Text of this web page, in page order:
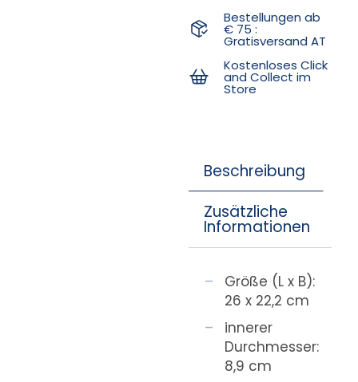
Bestellungen ab
€ 75 :
Gratisversand AT
Kostenloses Click
and Collect im
Store
Beschreibung
Zusätzliche
Informationen
Größe (L x B):
26 x 22,2 cm
innerer
Durchmesser:
8,9 cm